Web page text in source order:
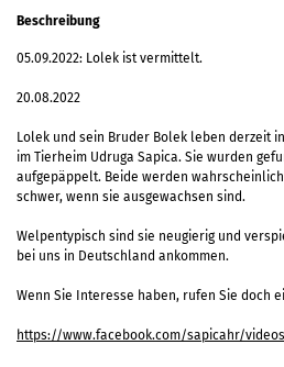
Beschreibung
05.09.2022: Lolek ist vermittelt.
20.08.2022
Lolek und sein Bruder Bolek leben derzeit
im Tierheim Udruga Sapica. Sie wurden
aufgepäppelt. Beide werden
schwer, wenn sie ausgewachsen sind.
Welpentypisch sind sie neugierig und
bei uns in Deutschland ankommen.
Wenn Sie Interesse haben, rufen Sie doch
https://www.facebook.com/sapicahr/videos/